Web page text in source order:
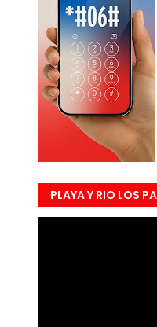
PLAYA Y RIO LOS